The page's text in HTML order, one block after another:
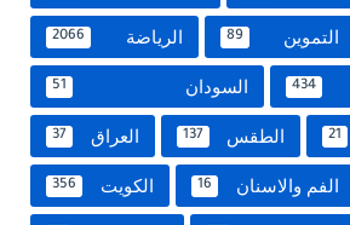
التموين 89 الرياضة 2066
434 السودان 51
21 الطقس 137 العراق 37
الفم والاسنان 16 الكويت 356